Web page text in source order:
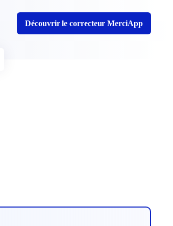
Découvrir le correcteur MerciApp